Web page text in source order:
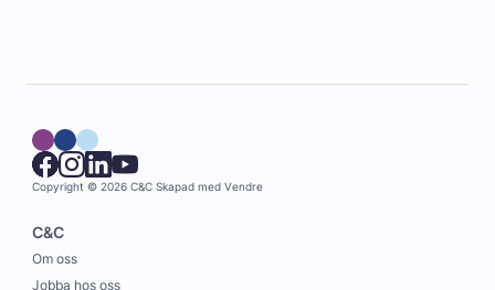
Copyright © 2026 C&C Skapad med Vendre
C&C
Om oss
Jobba hos oss